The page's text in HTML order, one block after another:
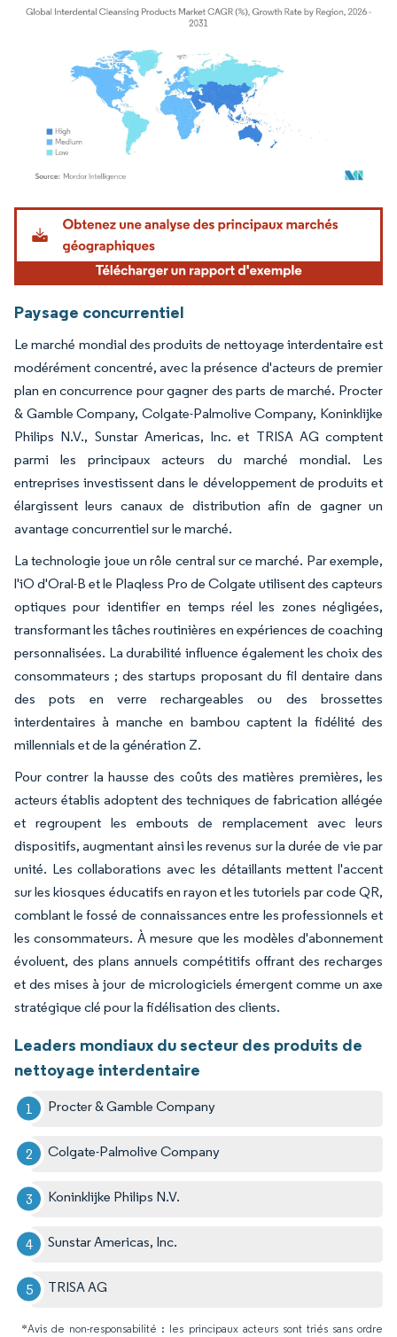
Image © Mordor Intelligence. La réutilisation nécessite une attribution sous CC BY
Paysage concurrentiel
Le marché mondial des produits de nettoyage interdentaire est
modérément concentré, avec la présence d'acteurs de premier
plan en concurrence pour gagner des parts de marché. Procter
& Gamble Company, Colgate-Palmolive Company, Koninklijke
Philips N.V., Sunstar Americas, Inc. et TRISA AG comptent
parmi les principaux acteurs du marché mondial. Les
entreprises investissent dans le développement de produits et
élargissent leurs canaux de distribution afin de gagner un
avantage concurrentiel sur le marché.
La technologie joue un rôle central sur ce marché. Par exemple,
l'iO d'Oral-B et le Plaqless Pro de Colgate utilisent des capteurs
optiques pour identifier en temps réel les zones négligées,
transformant les tâches routinières en expériences de coaching
personnalisées. La durabilité influence également les choix des
consommateurs ; des startups proposant du fil dentaire dans
des pots en verre rechargeables ou des brossettes
interdentaires à manche en bambou captent la fidélité des
millennials et de la génération Z.
Pour contrer la hausse des coûts des matières premières, les
acteurs établis adoptent des techniques de fabrication allégée
et regroupent les embouts de remplacement avec leurs
dispositifs, augmentant ainsi les revenus sur la durée de vie par
unité. Les collaborations avec les détaillants mettent l'accent
sur les kiosques éducatifs en rayon et les tutoriels par code QR,
comblant le fossé de connaissances entre les professionnels et
les consommateurs. À mesure que les modèles d'abonnement
évoluent, des plans annuels compétitifs offrant des recharges
et des mises à jour de micrologiciels émergent comme un axe
stratégique clé pour la fidélisation des clients.
Leaders mondiaux du secteur des produits de
nettoyage interdentaire
Procter & Gamble Company
Colgate-Palmolive Company
Koninklijke Philips N.V.
Sunstar Americas, Inc.
TRISA AG
*Avis de non-responsabilité : les principaux acteurs sont triés sans ordre